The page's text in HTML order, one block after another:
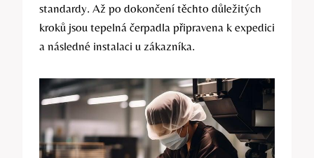
standardy. Až po dokončení těchto důležitých
kroků jsou tepelná čerpadla připravena k expedici
a následné instalaci u zákazníka.